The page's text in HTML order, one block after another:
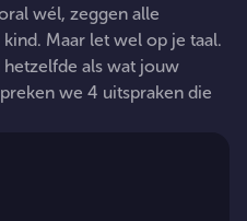
wél, zeggen alle
kind. Maar let wel op je taal.
hetzelfde als wat jouw
we 4 uitspraken die